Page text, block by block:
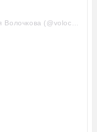
Публикация от Анастасия Волочкова (@volochkova_art)